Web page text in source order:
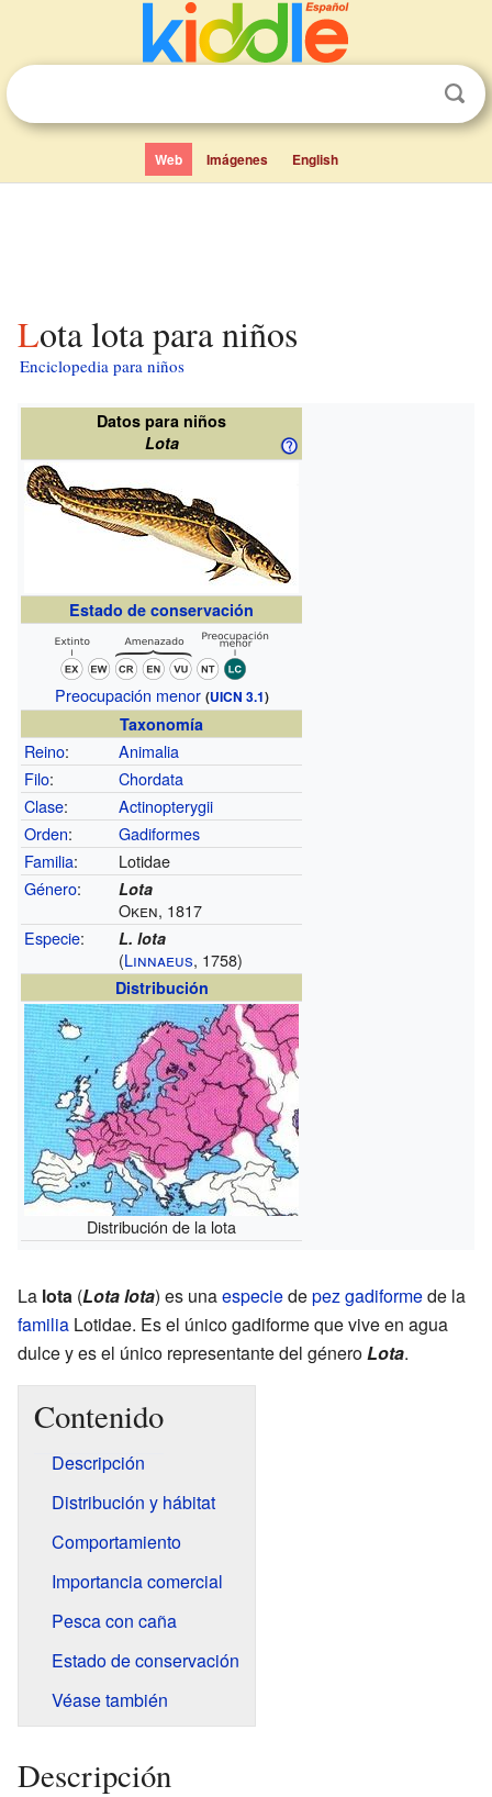
Web Imágenes English
Lota lota para niños
Enciclopedia para niños
Datos para niños
Lota
Estado de conservación
Preocupación menor (UICN 3.1)
Taxonomía
Reino:
Animalia
Filo:
Chordata
Clase:
Actinopterygii
Orden:
Gadiformes
Familia:
Lotidae
Género: Lota
Oken, 1817
Especie: L. lota
(Linnaeus, 1758)
Distribución
Distribución de la lota
La lota (Lota lota) es unaespeciedepezgadiformede la
familia Lotidae. Es el único gadiforme que vive en agua
dulce y es el único representante del géneroLota.
Contenido
Descripción
Distribución y hábitat
Comportamiento
Importancia comercial
Pesca con caña
Estado de conservación
Véase también
Descripción